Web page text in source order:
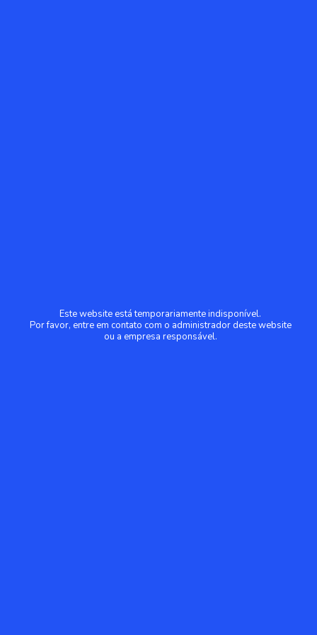
Este website está temporariamente indisponível.
Por favor, entre em contato com o administrador deste website
ou a empresa responsável.